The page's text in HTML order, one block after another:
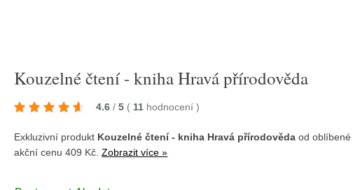
Kouzelné čtení - kniha Hravá přírodověda
4.6 / 5 ( 11 hodnocení)
Exkluzivní produkt Kouzelné čtení - kniha Hravá přírodověda od
akční cenu 409 Kč.Zobrazit více »